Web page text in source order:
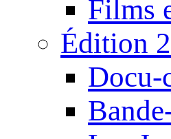
Films
Édition
Docu-